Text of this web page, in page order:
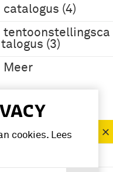
cookies. Lees
catalogus (4)
tentoonstellingsca
talogus (3)
Meer
1451-1500 (80)